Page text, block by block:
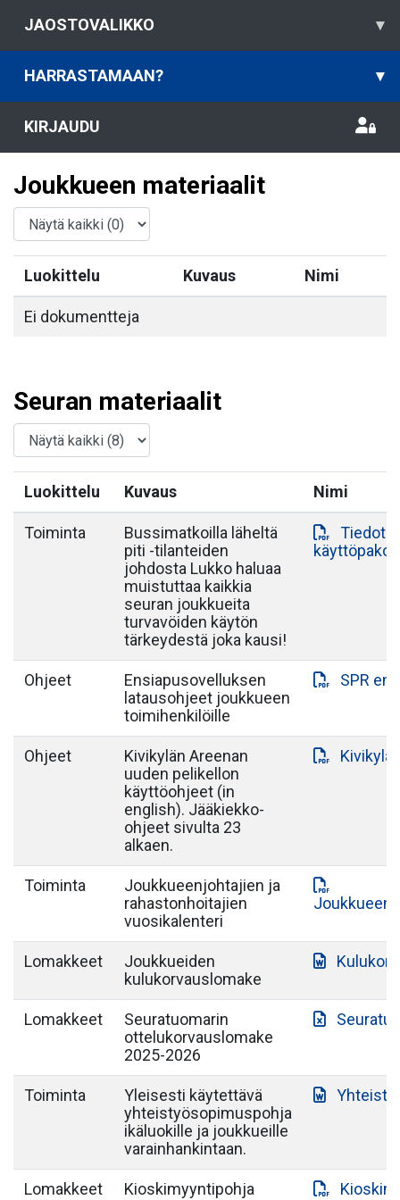
JAOSTOVALIKKO ▾
HARRASTAMAAN? ▾
KIRJAUDU
Joukkueen materiaalit
Luokittelu Kuvaus Nimi
Ei dokumentteja
Seuran materiaalit
Luokittelu Kuvaus Nimi
Toiminta
Bussimatkoilla läheltä
piti -tilanteiden
johdosta Lukko haluaa
muistuttaa kaikkia
seuran joukkueita
turvavöiden käytön
tärkeydestä joka kausi!
Tiedote
Ohjeet
Ensiapusovelluksen
latausohjeet joukkueen
toimihenkilöille
SPR
Ohjeet
Kivikylän Areenan
uuden pelikellon
käyttöohjeet (in
english). Jääkiekko-
ohjeet sivulta 23
alkaen.
Toiminta
Joukkueenjohtajien ja
rahastonhoitajien
vuosikalenteri
Lomakkeet
Joukkueiden
kulukorvauslomake
Lomakkeet
Seuratuomarin
ottelukorvauslomake
2025-2026
Toiminta
Yleisesti käytettävä
yhteistyösopimuspohja
ikäluokille ja joukkueille
varainhankintaan.
Lomakkeet
Kioskimyyntipohja